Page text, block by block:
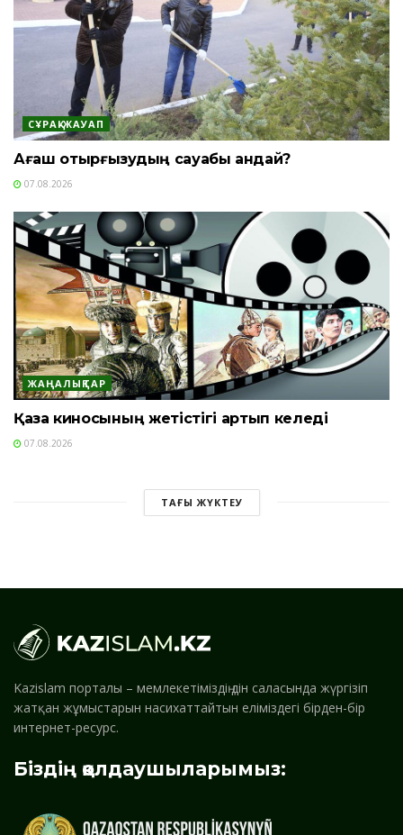
СҰРАҚ-ЖАУАП
Ағаш отырғызудың сауабы қандай?
07.08.2026
ЖАҢАЛЫҚТАР
Қазақ киносының жетістігі артып келеді
07.08.2026
ТАҒЫ ЖҮКТЕУ
Kazislam порталы – мемлекетіміздің дін саласында жүргізіп
жатқан жұмыстарын насихаттайтын еліміздегі бірден-бір
интернет-ресурс.
Біздің қолдаушыларымыз: